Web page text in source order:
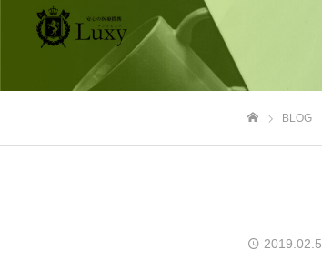
BLOG
2019.02.5